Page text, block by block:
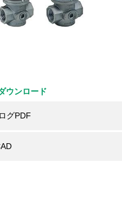
ウンロード
グPDF